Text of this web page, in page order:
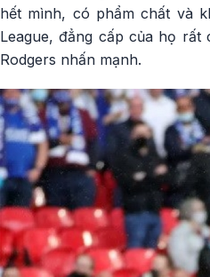
hết mình, có phẩm chất và
League, đẳng cấp của họ
Rodgers nhấn mạnh.